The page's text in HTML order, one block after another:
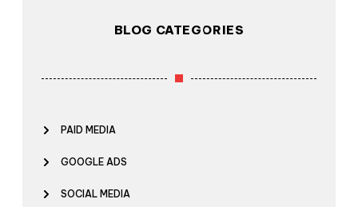
BLOG CATEGORIES
PAID MEDIA
GOOGLE ADS
SOCIAL MEDIA